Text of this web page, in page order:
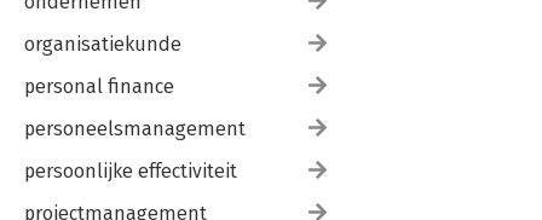
organisatiekunde
personal finance
personeelsmanagement
persoonlijke effectiviteit
projectmanagement